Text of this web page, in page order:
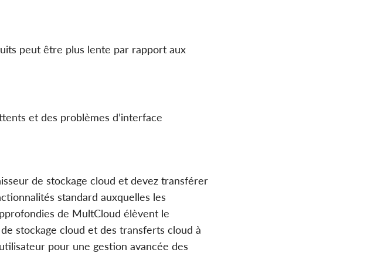
peut être plus lente par rapport aux
et des problèmes d’interface
de stockage cloud et devez transférer
standard auxquelles les
de MultCloud élèvent le
stockage cloud et des transferts cloud à
pour une gestion avancée des